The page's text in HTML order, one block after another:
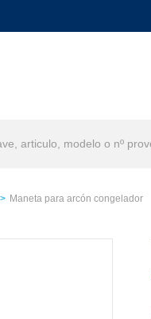
Maneta para arcón congelador